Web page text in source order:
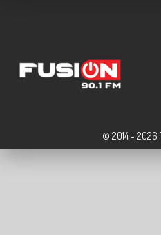
© 2014 - 2026